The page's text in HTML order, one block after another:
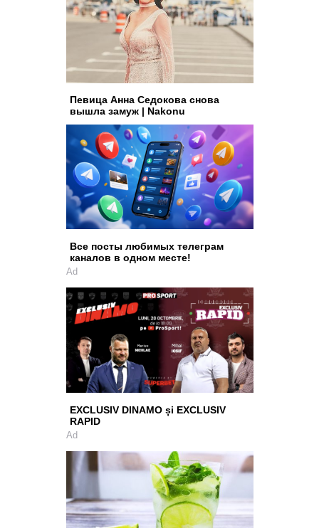
Певица Анна Седокова снова
вышла замуж | Nakonu
Все посты любимых телеграм
каналов в одном месте!
Ad
EXCLUSIV DINAMO și EXCLUSIV
RAPID
Ad